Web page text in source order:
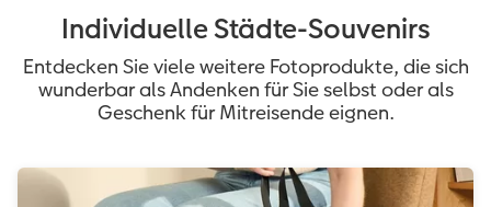
Individuelle Städte-Souvenirs
Entdecken Sie viele weitere Fotoprodukte, die sich
wunderbar als Andenken für Sie selbst oder als
Geschenk für Mitreisende eignen.